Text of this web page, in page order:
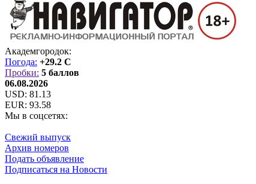
Академгородок:
Погода: +29.2 C
Пробки: 5 баллов
06.08.2026
USD: 81.13
EUR: 93.58
Мы в соцсетях:
Свежий выпуск
Архив номеров
Подать объявление
Подписаться на Новости